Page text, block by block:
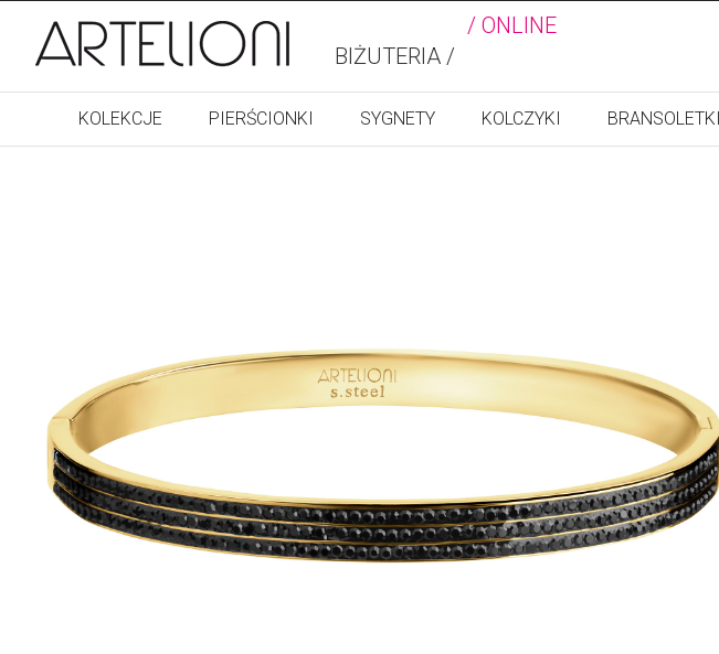
/ ONLINE
BIŻUTERIA /
KOLEKCJE PIERŚCIONKI SYGNETY KOLCZYKI BRANSOLETKI